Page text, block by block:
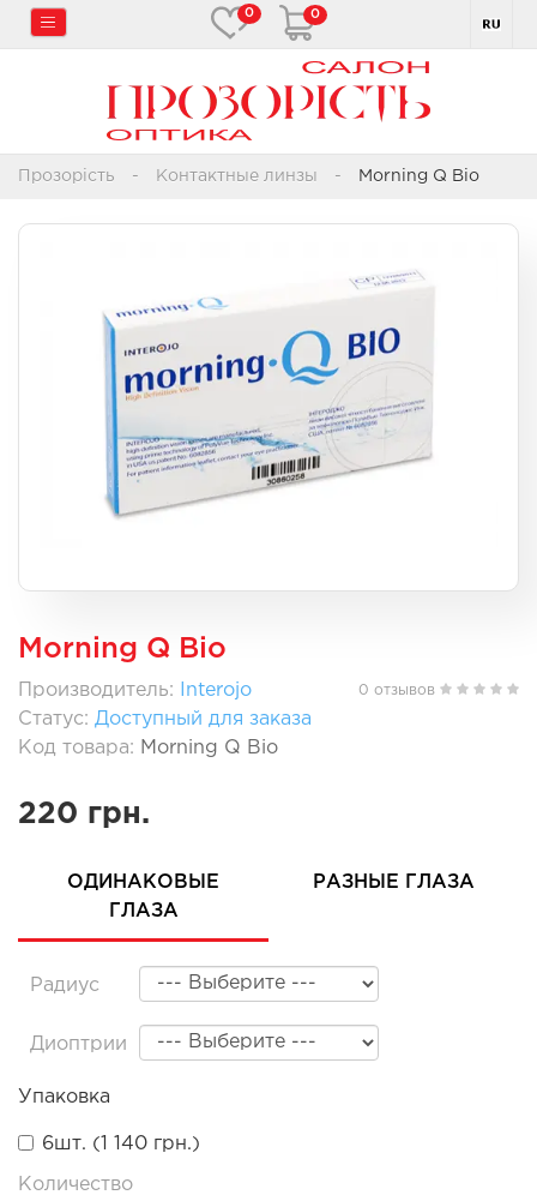
0 0
Прозорість Контактные линзы Morning Q Bio
Morning Q Bio
Производитель:
Interojo
Статус: Доступный для заказа
Код товара: Morning Q Bio
0 отзывов
220 грн.
ОДИНАКОВЫЕ
ГЛАЗА
РАЗНЫЕ ГЛАЗА
Радиус
Диоптрии
Упаковка
6шт. (1 140 грн.)
Количество